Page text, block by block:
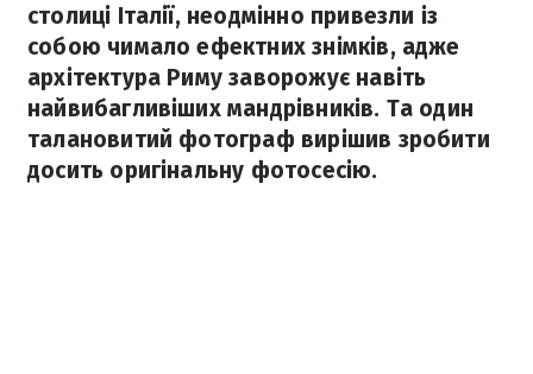
столиці Італії, неодмінно привезли із
собою чимало ефектних знімків, адже
архітектура Риму заворожує навіть
найвибагливіших мандрівників. Та один
талановитий фотограф вирішив зробити
досить оригінальну фотосесію.